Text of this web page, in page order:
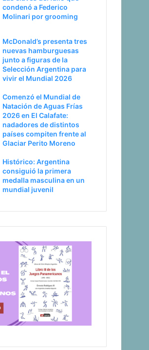
condenó a Federico
Molinari por grooming
McDonald’s presenta tres
nuevas hamburguesas
junto a figuras de la
Selección Argentina para
vivir el Mundial 2026
Comenzó el Mundial de
Natación de Aguas Frías
2026 en El Calafate:
nadadores de distintos
países compiten frente al
Glaciar Perito Moreno
Histórico: Argentina
consiguió la primera
medalla masculina en un
mundial juvenil